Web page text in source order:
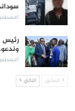
أغسطس 6,
رئيس
أغسطس 6,
السابق التالي